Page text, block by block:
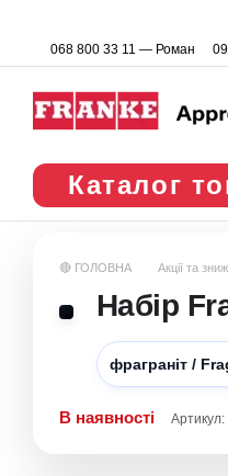
068 800 33 11 — Роман
Каталог
🔴 ГОЛОВНА Акції та
Набір
фраграніт /
В наявності